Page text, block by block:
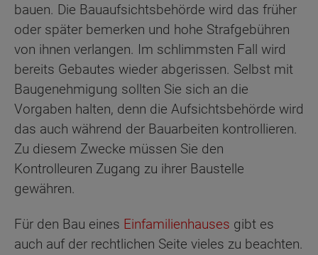
bauen. Die Bauaufsichtsbehörde wird das früher
oder später bemerken und hohe Strafgebühren
von ihnen verlangen. Im schlimmsten Fall wird
bereits Gebautes wieder abgerissen. Selbst mit
Baugenehmigung sollten Sie sich an die
Vorgaben halten, denn die Aufsichtsbehörde wird
das auch während der Bauarbeiten kontrollieren.
Zu diesem Zwecke müssen Sie den
Kontrolleuren Zugang zu ihrer Baustelle
gewähren.
Für den Bau eines Einfamilienhauses gibt es
auch auf der rechtlichen Seite vieles zu beachten.